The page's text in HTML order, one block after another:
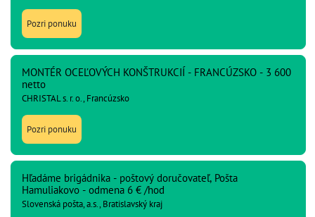
Pozri ponuku
MONTÉR OCEĽOVÝCH KONŠTRUKCIÍ - FRANCÚZSKO - 3 600
netto
CHRISTAL s. r. o., Francúzsko
Pozri ponuku
Hľadáme brigádnika - poštový doručovateľ, Pošta
Hamuliakovo - odmena 6 € /hod
Slovenská pošta, a.s., Bratislavský kraj